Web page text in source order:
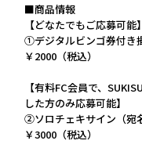
■商品情報
【どなたでもご応募可能】
①デジタルビンゴ券付き
￥2000（税込）
【有料FC会員で、
した方のみ応募可能】
②ソロチェキサイン（宛
￥3000（税込）